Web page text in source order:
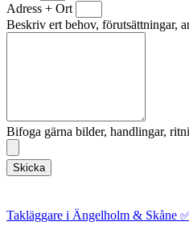
Adress + Ort
Beskriv ert behov, förutsättningar,
Bifoga gärna bilder, handlingar,
Skicka
Takläggare i Ängelholm & Skåne